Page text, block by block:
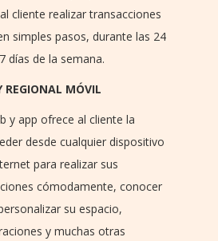
cliente realizar transacciones
simples pasos, durante las 24
días de la semana.
REGIONAL MÓVIL
y app ofrece al cliente la
desde cualquier dispositivo
para realizar sus
cómodamente, conocer
su espacio,
y muchas otras